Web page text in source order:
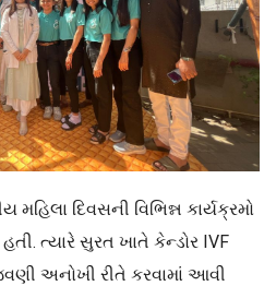
દિવસની વિભિન્ન કાર્યક્રમો
ત્યારે સુરત ખાતે કેન્ડોર IVF
અનોખી રીતે કરવામાં આવી